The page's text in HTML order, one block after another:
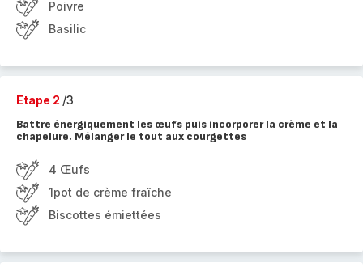
Poivre
Basilic
Etape 2 /3
Battre énergiquement les œufs puis incorporer la crème et la
chapelure. Mélanger le tout aux courgettes
4 Œufs
1pot de crème fraîche
Biscottes émiettées